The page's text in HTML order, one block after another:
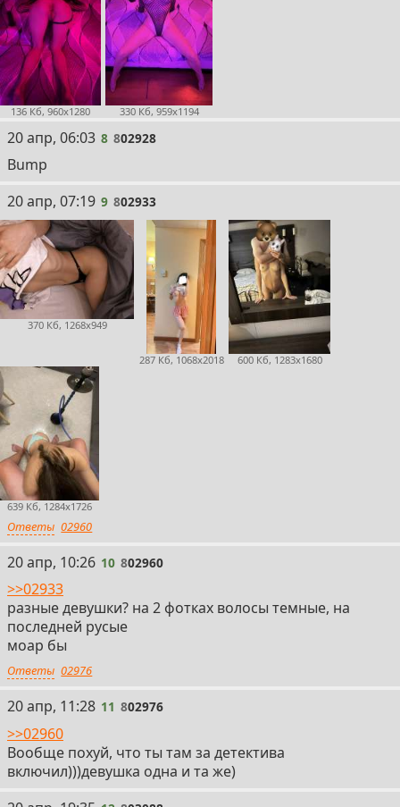
136 Кб, 960x1280 330 Кб, 959x1194
8
20 апр, 06:03 8 802928
Bump
9
20 апр, 07:19 9 802933
370 Кб, 1268x949
287 Кб, 1068x2018 600 Кб, 1283x1680
639 Кб, 1284x1726
Ответы 02960
10
20 апр, 10:26 10 802960
>>02933
разные девушки? на 2 фотках волосы темные, на
последней русые
моар бы
Ответы 02976
11
20 апр, 11:28 11 802976
>>02960
Вообще похуй, что ты там за детектива
включил)))девушка одна и та же)